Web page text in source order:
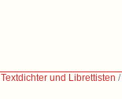
Textdichter und Librettisten /